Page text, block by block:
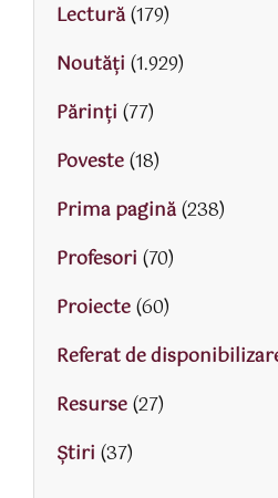
Lectură(179)
Noutăți (1.929)
Părinţi (77)
Poveste(18)
Prima pagină(238)
Profesori (70)
Proiecte(60)
Referat de
Resurse(27)
Știri (37)